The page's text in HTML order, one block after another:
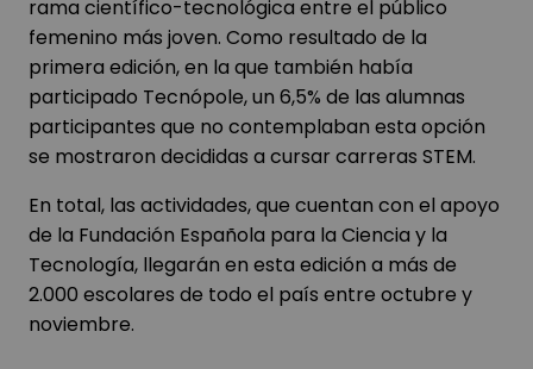
rama científico-tecnológica entre el público
femenino más joven. Como resultado de la
primera edición, en la que también había
participado Tecnópole, un 6,5% de las alumnas
participantes que no contemplaban esta opción
se mostraron decididas a cursar carreras STEM.
En total, las actividades, que cuentan con el apoyo
de la Fundación Española para la Ciencia y la
Tecnología, llegarán en esta edición a más de
2.000 escolares de todo el país entre octubre y
noviembre.